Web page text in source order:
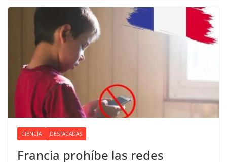
CIENCIA DESTACADAS
Francia prohíbe las redes